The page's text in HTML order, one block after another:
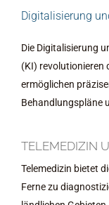
Digitalisierung
Die Digitalisierung
(KI) revolutionieren
ermöglichen
Behandlungspläne
TELEMEDIZIN
Telemedizin bietet
Ferne zu